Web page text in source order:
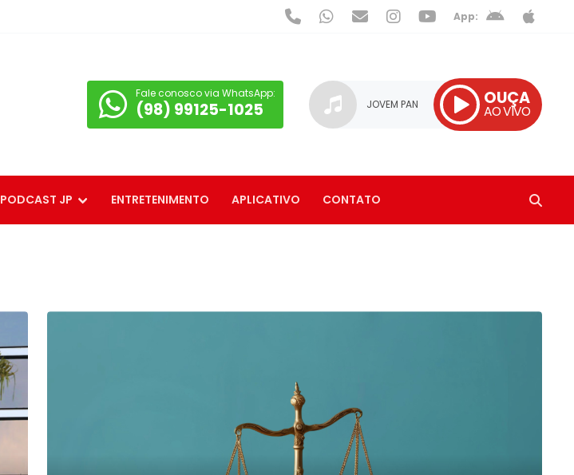
App:
Fale conosco via WhatsApp:
(98) 99125-1025 JOVEM PAN OUÇA
AO VIVO
PODCAST JP ENTRETENIMENTO APLICATIVO CONTATO